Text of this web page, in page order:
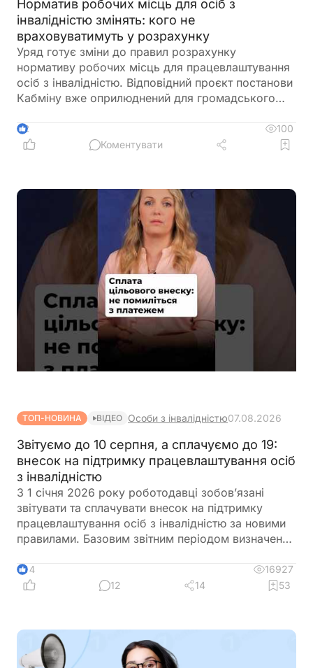
Норматив робочих місць для осіб з
інвалідністю змінять: кого не
враховуватимуть у розрахунку
Уряд готує зміни до правил розрахунку
нормативу робочих місць для працевлаштування
осіб з інвалідністю. Відповідний проєкт постанови
Кабміну вже оприлюднений для громадського
окремі штатні одиниці під час визначення
середньооблікової чисельності працівників.
активних бойових дій
2
100
Коментувати
ТОП-НОВИНА ВІДЕО Особи з інвалідністю07.08.2026
Звітуємо до 10 серпня, а сплачуємо до 19:
внесок на підтримку працевлаштування осіб
з інвалідністю
З 1 січня 2026 року роботодавці зобов’язані
звітувати та сплачувати внесок на підтримку
працевлаштування осіб з інвалідністю за новими
правилами. Базовим звітним періодом визначено
податкового органу протягом 40 календарних
днів після закінчення кварталу, а сплата внеску
14
16927
12
14 53